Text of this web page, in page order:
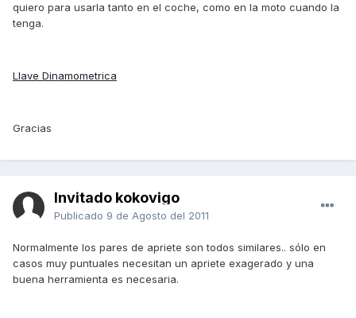
quiero para usarla tanto en el coche, como en la moto cuando la
tenga.
Llave Dinamometrica
Gracias
Invitado kokovigo
Publicado 9 de Agosto del 2011
Normalmente los pares de apriete son todos similares.. sólo en
casos muy puntuales necesitan un apriete exagerado y una
buena herramienta es necesaria.